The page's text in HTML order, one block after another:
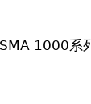
1000系